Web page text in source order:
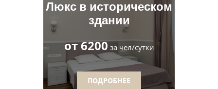
Люкс в историческом
здании
от 6200 за чел/сутки
ПОДРОБНЕЕ